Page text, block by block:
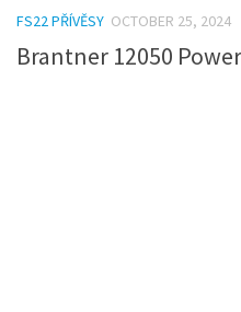
FS22 PŘÍVĚSY OCTOBER 25, 2024
Brantner 12050